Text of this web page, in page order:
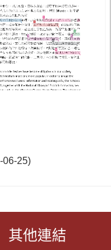
06-25)
其他連結